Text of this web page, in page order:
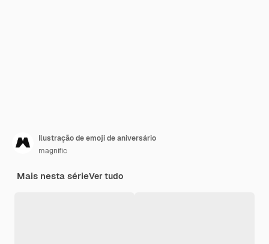
Ilustração de emoji de aniversário
magnific
Mais nesta sérieVer tudo